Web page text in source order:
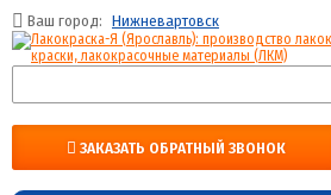
Ваш город: Нижневартовск
ЗАКАЗАТЬ ОБРАТНЫЙ ЗВОНОК